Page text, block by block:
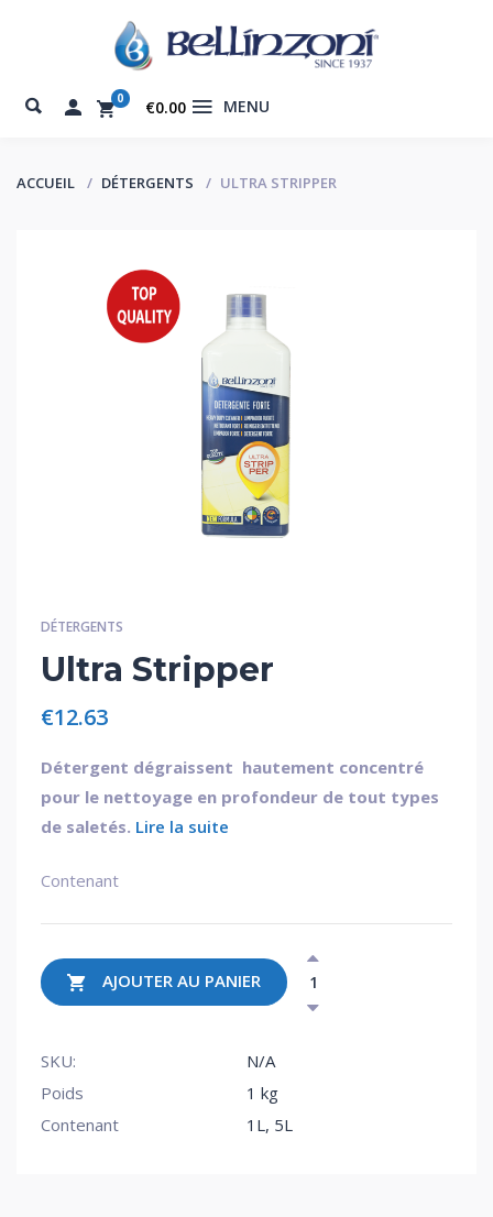
0 €0.00 MENU
ACCUEIL DÉTERGENTS ULTRA STRIPPER
DÉTERGENTS
Ultra Stripper
€12.63
Détergent dégraissent hautement concentré
pour le nettoyage en profondeur de tout types
de saletés. Lire la suite
Contenant
AJOUTER AU PANIER
SKU:
N/A
Poids
1 kg
Contenant
1L, 5L